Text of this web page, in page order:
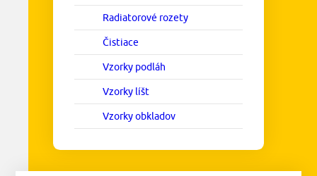
Radiatorové rozety
Čistiace
Vzorky podláh
Vzorky líšt
Vzorky obkladov